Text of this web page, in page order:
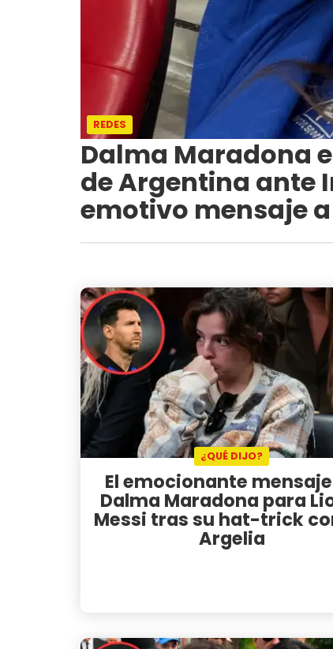
REDES
Dalma Maradona
de Argentina ante
emotivo mensaje
¿QUÉ DIJO?
El emocionante
Dalma Maradona para
Messi tras su hat-trick
Argelia